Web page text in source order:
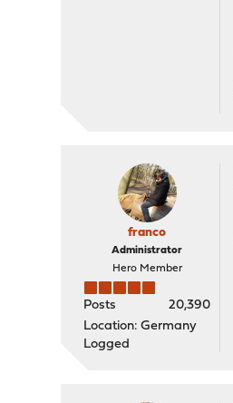
franco
Administrator
Hero Member
Posts
20,390
Location: Germany
Logged